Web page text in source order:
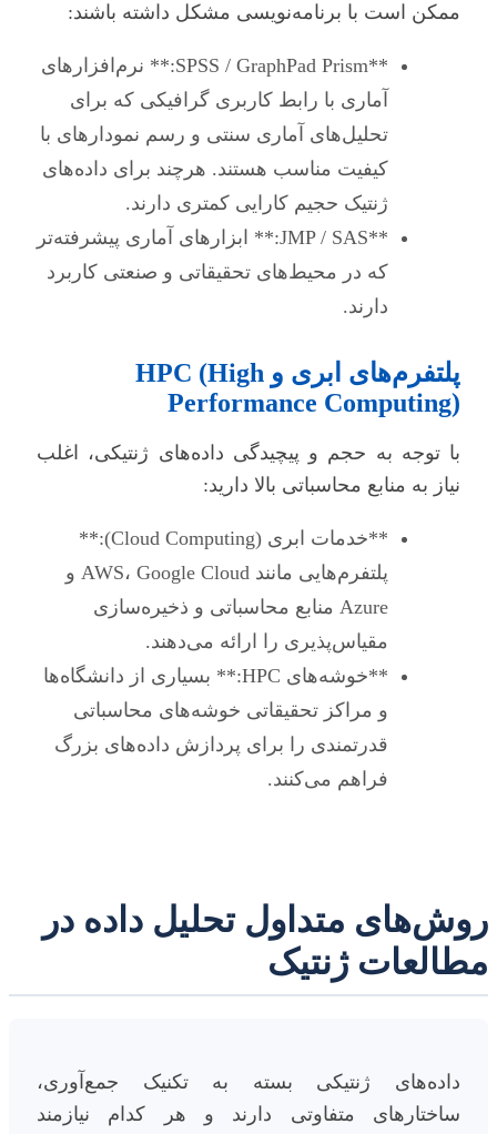
ممکن است با برنامه‌نویسی مشکل داشته باشند:
**SPSS / GraphPad Prism:** نرم‌افزارهای
آماری با رابط کاربری گرافیکی که برای
تحلیل‌های آماری سنتی و رسم نمودارهای با
کیفیت مناسب هستند. هرچند برای داده‌های
ژنتیک حجیم کارایی کمتری دارند.
**JMP / SAS:** ابزارهای آماری پیشرفته‌تر
که در محیط‌های تحقیقاتی و صنعتی کاربرد
دارند.
پلتفرم‌های ابری و HPC (High
Performance Computing)
با توجه به حجم و پیچیدگی داده‌های ژنتیکی، اغلب
نیاز به منابع محاسباتی بالا دارید:
**خدمات ابری (Cloud Computing):**
پلتفرم‌هایی مانند AWS، Google Cloud و
Azure منابع محاسباتی و ذخیره‌سازی
مقیاس‌پذیری را ارائه می‌دهند.
**خوشه‌های HPC:** بسیاری از دانشگاه‌ها
و مراکز تحقیقاتی خوشه‌های محاسباتی
قدرتمندی را برای پردازش داده‌های بزرگ
فراهم می‌کنند.
روش‌های متداول تحلیل داده در
مطالعات ژنتیک
داده‌های ژنتیکی بسته به تکنیک جمع‌آوری،
ساختارهای متفاوتی دارند و هر کدام نیازمند